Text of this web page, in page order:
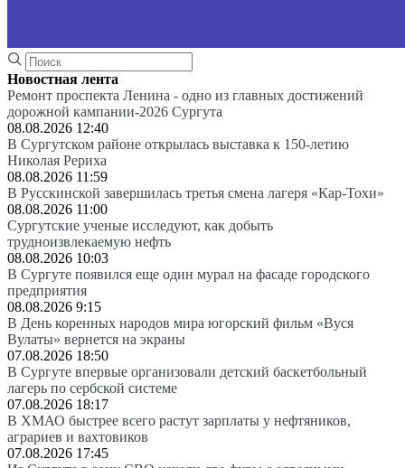
Новостная лента
Ремонт проспекта Ленина - одно из главных достижений
дорожной кампании-2026 Сургута
08.08.2026 12:40
В Сургутском районе открылась выставка к 150-летию
Николая Рериха
08.08.2026 11:59
В Русскинской завершилась третья смена лагеря «Кар-Тохи»
08.08.2026 11:00
Сургутские ученые исследуют, как добыть
трудноизвлекаемую нефть
08.08.2026 10:03
В Сургуте появился еще один мурал на фасаде городского
предприятия
08.08.2026 9:15
В День коренных народов мира югорский фильм «Вуся
Вулаты» вернется на экраны
07.08.2026 18:50
В Сургуте впервые организовали детский баскетбольный
лагерь по сербской системе
07.08.2026 18:17
В ХМАО быстрее всего растут зарплаты у нефтяников,
аграриев и вахтовиков
07.08.2026 17:45